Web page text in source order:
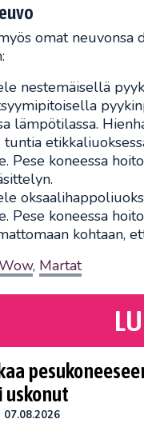
omat neuvonsa
nestemäisellä
lämpötilassa.
Pese koneessa
Pese koneessa
kohtaan,
, Martat
uskonut
07.08.2026